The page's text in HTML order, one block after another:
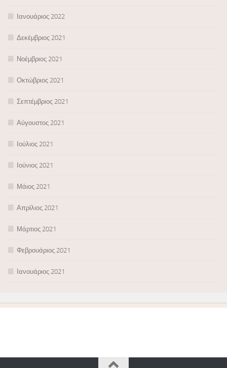
Ιανουάριος 2022
Δεκέμβριος 2021
Νοέμβριος 2021
Οκτώβριος 2021
Σεπτέμβριος 2021
Αύγουστος 2021
Ιούλιος 2021
Ιούνιος 2021
Μάιος 2021
Απρίλιος 2021
Μάρτιος 2021
Φεβρουάριος 2021
Ιανουάριος 2021